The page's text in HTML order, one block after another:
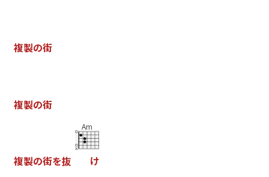
複製の街
複製の街
複製の街を抜
Am
け